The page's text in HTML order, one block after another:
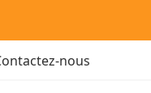
nous